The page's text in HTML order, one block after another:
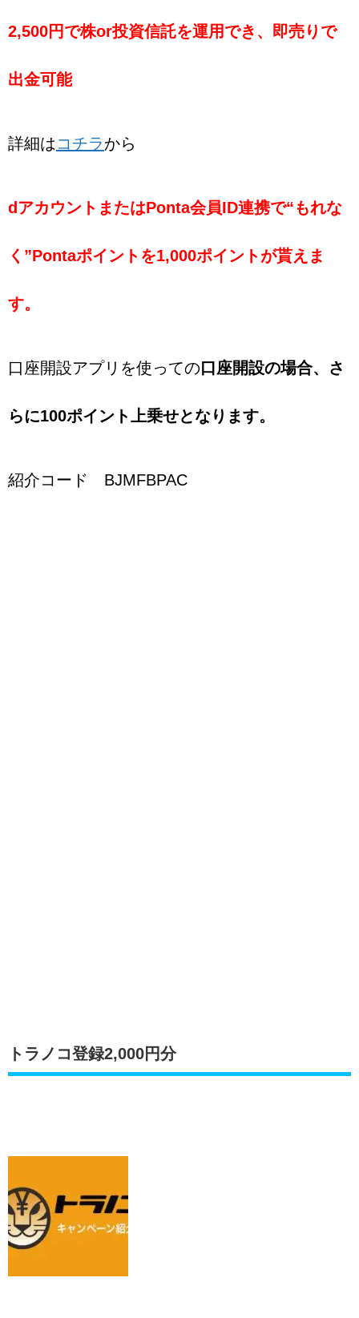
2,500円で株or投資信託を運用でき、即売りで
出金可能
詳細は コチラから
dアカウントまたはPonta会員ID連携で“もれな
く”Pontaポイントを1,000ポイントが貰えま
す。
口座開設アプリを使っての口座開設の場合、さ
らに100ポイント上乗せとなります。
紹介コード BJMFBPAC
トラノコ登録2,000円分